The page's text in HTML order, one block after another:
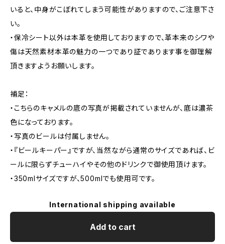
いると、中身がこぼれてしまう可能性がありますので、ご注意下さ
い。
・保冷シート以外は本革を使用しておりますので、革本来のシワや
傷は天然素材本革の魅力の一つであり証であります事を御理解
頂きますようお願いします。
補足：
・こちらのキャメルの底の写真が掲載されていませんが、底は濃茶
色になっております。
・写真のビールは付属しません。
・『ビールキーパー』ですが、当然ながら通常のサイズであれば、ビ
ールに限らずチューハイやその他のドリンクで御使用頂けます。
・350mlサイズですが、500mlでも使用可です。
International shipping available
Add to cart